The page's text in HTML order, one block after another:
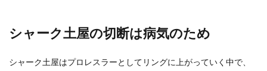
シャーク土屋の切断は病気のため
シャーク土屋はプロレスラーとしてリングに上がっていく中で、